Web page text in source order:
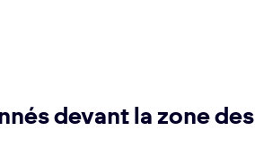
devant la zone des